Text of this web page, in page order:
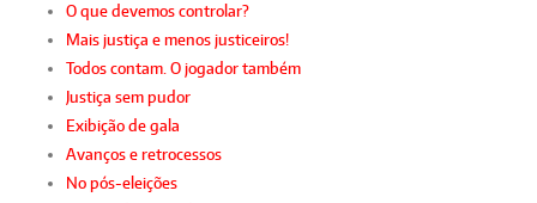
O que devemos controlar?
Mais justiça e menos justiceiros!
Todos contam. O jogador também
Justiça sem pudor
Exibição de gala
Avanços e retrocessos
No pós-eleições